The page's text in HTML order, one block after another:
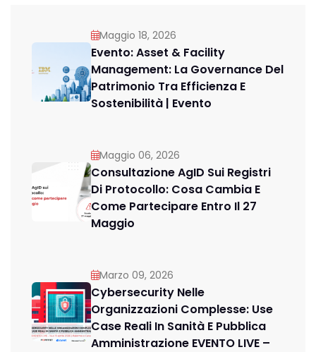
Maggio 18, 2026
Evento: Asset & Facility
Management: La Governance Del
Patrimonio Tra Efficienza E
Sostenibilità | Evento
Maggio 06, 2026
Consultazione AgID Sui Registri
Di Protocollo: Cosa Cambia E
Come Partecipare Entro Il 27
Maggio
Marzo 09, 2026
Cybersecurity Nelle
Organizzazioni Complesse: Use
Case Reali In Sanità E Pubblica
Amministrazione EVENTO LIVE –